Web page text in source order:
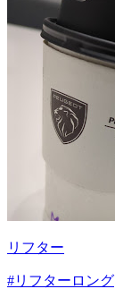
リフター
#リフターロング